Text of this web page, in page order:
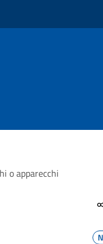
o apparecchi